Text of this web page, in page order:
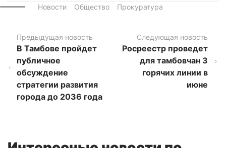
Новости Общество Прокуратура
Предыдущая новость
В Тамбове пройдет
публичное
обсуждение
стратегии развития
города до 2036 года
Следующая новость
Росреестр проведет
для тамбовчан 3
горячих линии в
июне